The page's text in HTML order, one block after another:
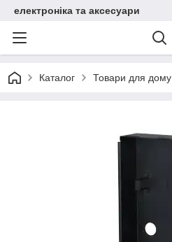
електроніка та аксесуари
Каталог Товари для дому